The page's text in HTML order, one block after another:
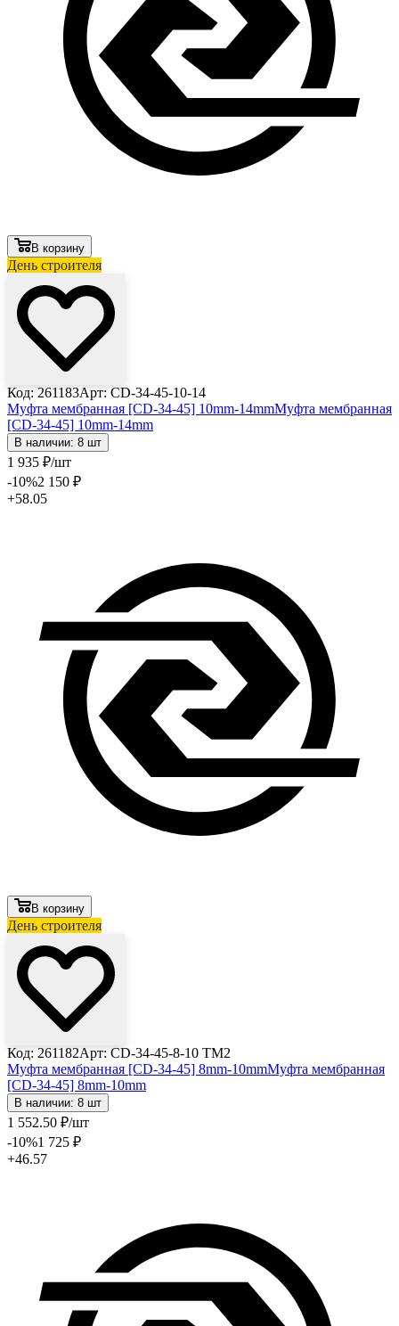
В корзину
День строителя
Код: 261183Арт: CD-34-45-10-14
Муфта мембранная [CD-34-45] 10mm-14mmМуфта мембранная
[CD-34-45] 10mm-14mm
В наличии: 8 шт
1 935 ₽/шт
-10%2 150 ₽
+58.05
В корзину
День строителя
Код: 261182Арт: CD-34-45-8-10 TM2
Муфта мембранная [CD-34-45] 8mm-10mmМуфта мембранная
[CD-34-45] 8mm-10mm
В наличии: 8 шт
1 552.50 ₽/шт
-10%1 725 ₽
+46.57